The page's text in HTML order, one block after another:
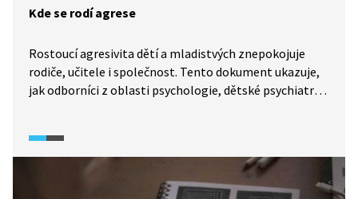
Kde se rodí agrese
Rostoucí agresivita dětí a mladistvých znepokojuje
rodiče, učitele i společnost. Tento dokument ukazuje,
jak odborníci z oblasti psychologie, dětské psychiatrie
a sociální prostředí ovlivňuje chování mladistvých
a jaké zkušenosti přináší výzkum i praxe. Dokument byl